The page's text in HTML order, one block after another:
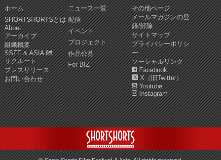
ホーム
SHORTSHORTSとは
About
アーカイブ
組織概要
SSFF & ASIA
リクルート
プレスリリース
お問い合わせ
ニュース一覧
配信
イベント
プロジェクト
作品公募
For BIZ
その他ページ
メールマガジンの登
録/解除
サイトマップ
プライバシーポリシ
ー
ソーシャルリンク
Facebook
X（旧Twitter）
Youtube
Instagram